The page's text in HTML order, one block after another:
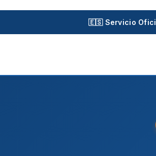
🇪🇸 Servicio